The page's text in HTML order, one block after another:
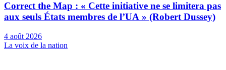
Correct the Map : « Cette initiative ne se limitera pas
aux seuls États membres de l’UA » (Robert Dussey)
4 août 2026
La voix de la nation